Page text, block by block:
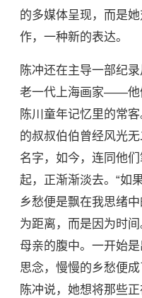
的多媒体呈现，而是
作，一种新的表达。
陈冲还在主导一部纪
老一代上海画家——他
陈川童年记忆里的常
的叔叔伯伯曾经风光
名字，如今，连同他
起，正渐渐淡去。“如
乡愁便是飘在我思绪
为距离，而是因为时
母亲的腹中。一开始
思念，慢慢的乡愁便
陈冲说，她想将那些